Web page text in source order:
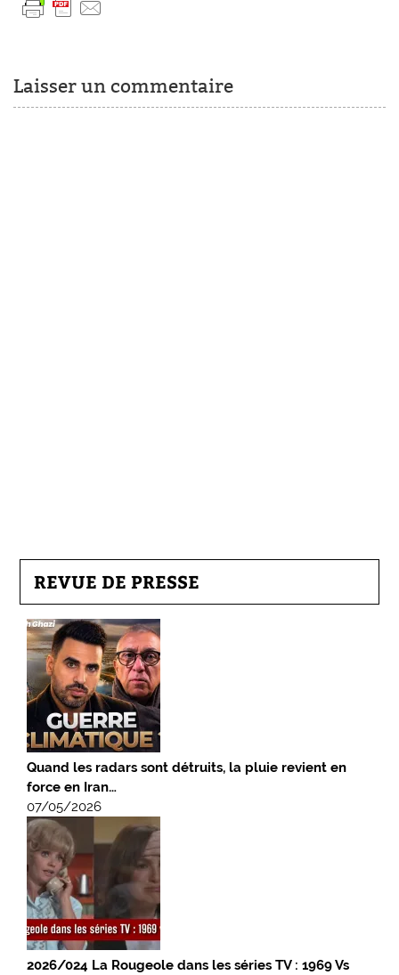
Laisser un commentaire
REVUE DE PRESSE
Quand les radars sont détruits, la pluie revient en
force en Iran…
07/05/2026
2026/024 La Rougeole dans les séries TV : 1969 Vs